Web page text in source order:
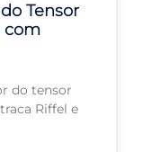
Tensor
com
do tensor
Riffel e